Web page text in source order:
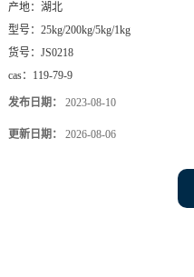
产地： 湖北
型号： 25kg/200kg/5kg/1kg
货号： JS0218
cas： 119-79-9
发布日期： 2023-08-10
更新日期： 2026-08-06